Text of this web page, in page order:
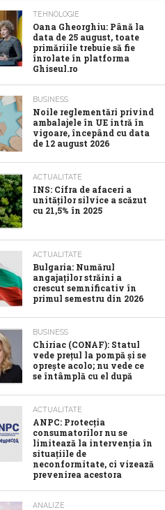
TEHNOLOGIE
Oana Gheorghiu: Până la
data de 25 august, toate
primăriile trebuie să fie
înrolate în platforma
Ghiseul.ro
BUSINESS
Noile reglementări privind
ambalajele în UE intră în
vigoare, începând cu data
de 12 august 2026
ACTUALITATE
INS: Cifra de afaceri a
unităților silvice a scăzut
cu 21,5% în 2025
ACTUALITATE
Bulgaria: Numărul
angajaților străini a
crescut semnificativ în
primul semestru din 2026
BUSINESS
Chiriac (CONAF): Statul
vede prețul la pompă și se
oprește acolo; nu vede ce
se întâmplă cu el după
ACTUALITATE
ANPC: Protecția
consumatorilor nu se
limitează la intervenția în
situațiile de
neconformitate, ci vizează
prevenirea acestora
ANALIZE